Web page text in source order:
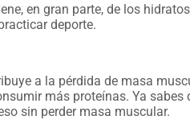
en gran parte, de los
deporte.
a la pérdida de masa
más proteínas. Ya
sin perder masa muscular.